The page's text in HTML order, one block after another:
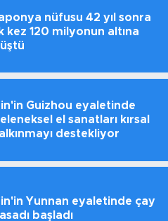
nüfusu 42 yıl sonra
kez 120 milyonun altına
Guizhou eyaletinde
el sanatları kırsal
destekliyor
Yunnan eyaletinde çay
başladı